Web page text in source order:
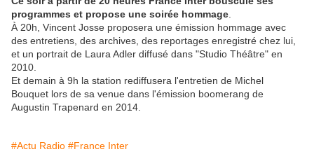
programmes et propose une soirée hommage
À 20h, Vincent Josse proposera une émission hommage avec
des entretiens, des archives, des reportages enregistré chez lui,
et un portrait de Laura Adler diffusé dans "Studio Théâtre" en
2010.
Et demain à 9h la station rediffusera l'entretien de Michel
Bouquet lors de sa venue dans l'émission boomerang de
Augustin Trapenard en 2014.
#Actu Radio #France Inter